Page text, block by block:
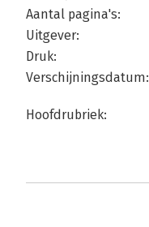
Aantal pagina's:
Uitgever:
Druk:
Verschijningsdatum:
Hoofdrubriek: